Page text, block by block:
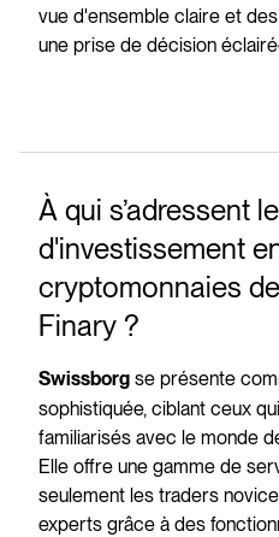
vue d'ensemble claire et
une prise de décision
À qui s’adressent
d'investissement
cryptomonnaies
Finary ?
Swissborg se présente
sophistiquée, ciblant ceux
familiarisés avec le monde
Elle offre une gamme de
seulement les traders
experts grâce à des